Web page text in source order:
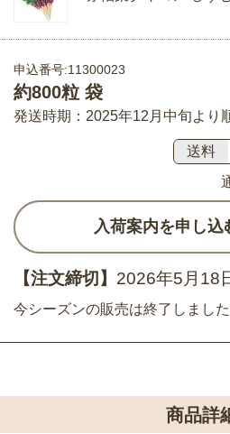
申込番号:11300023
約800粒 袋
発送時期：2025年12月中旬より
送料
入荷案内を申し込
【注文締切】 2026年5月18
今シーズンの販売は終了しまし
商品詳